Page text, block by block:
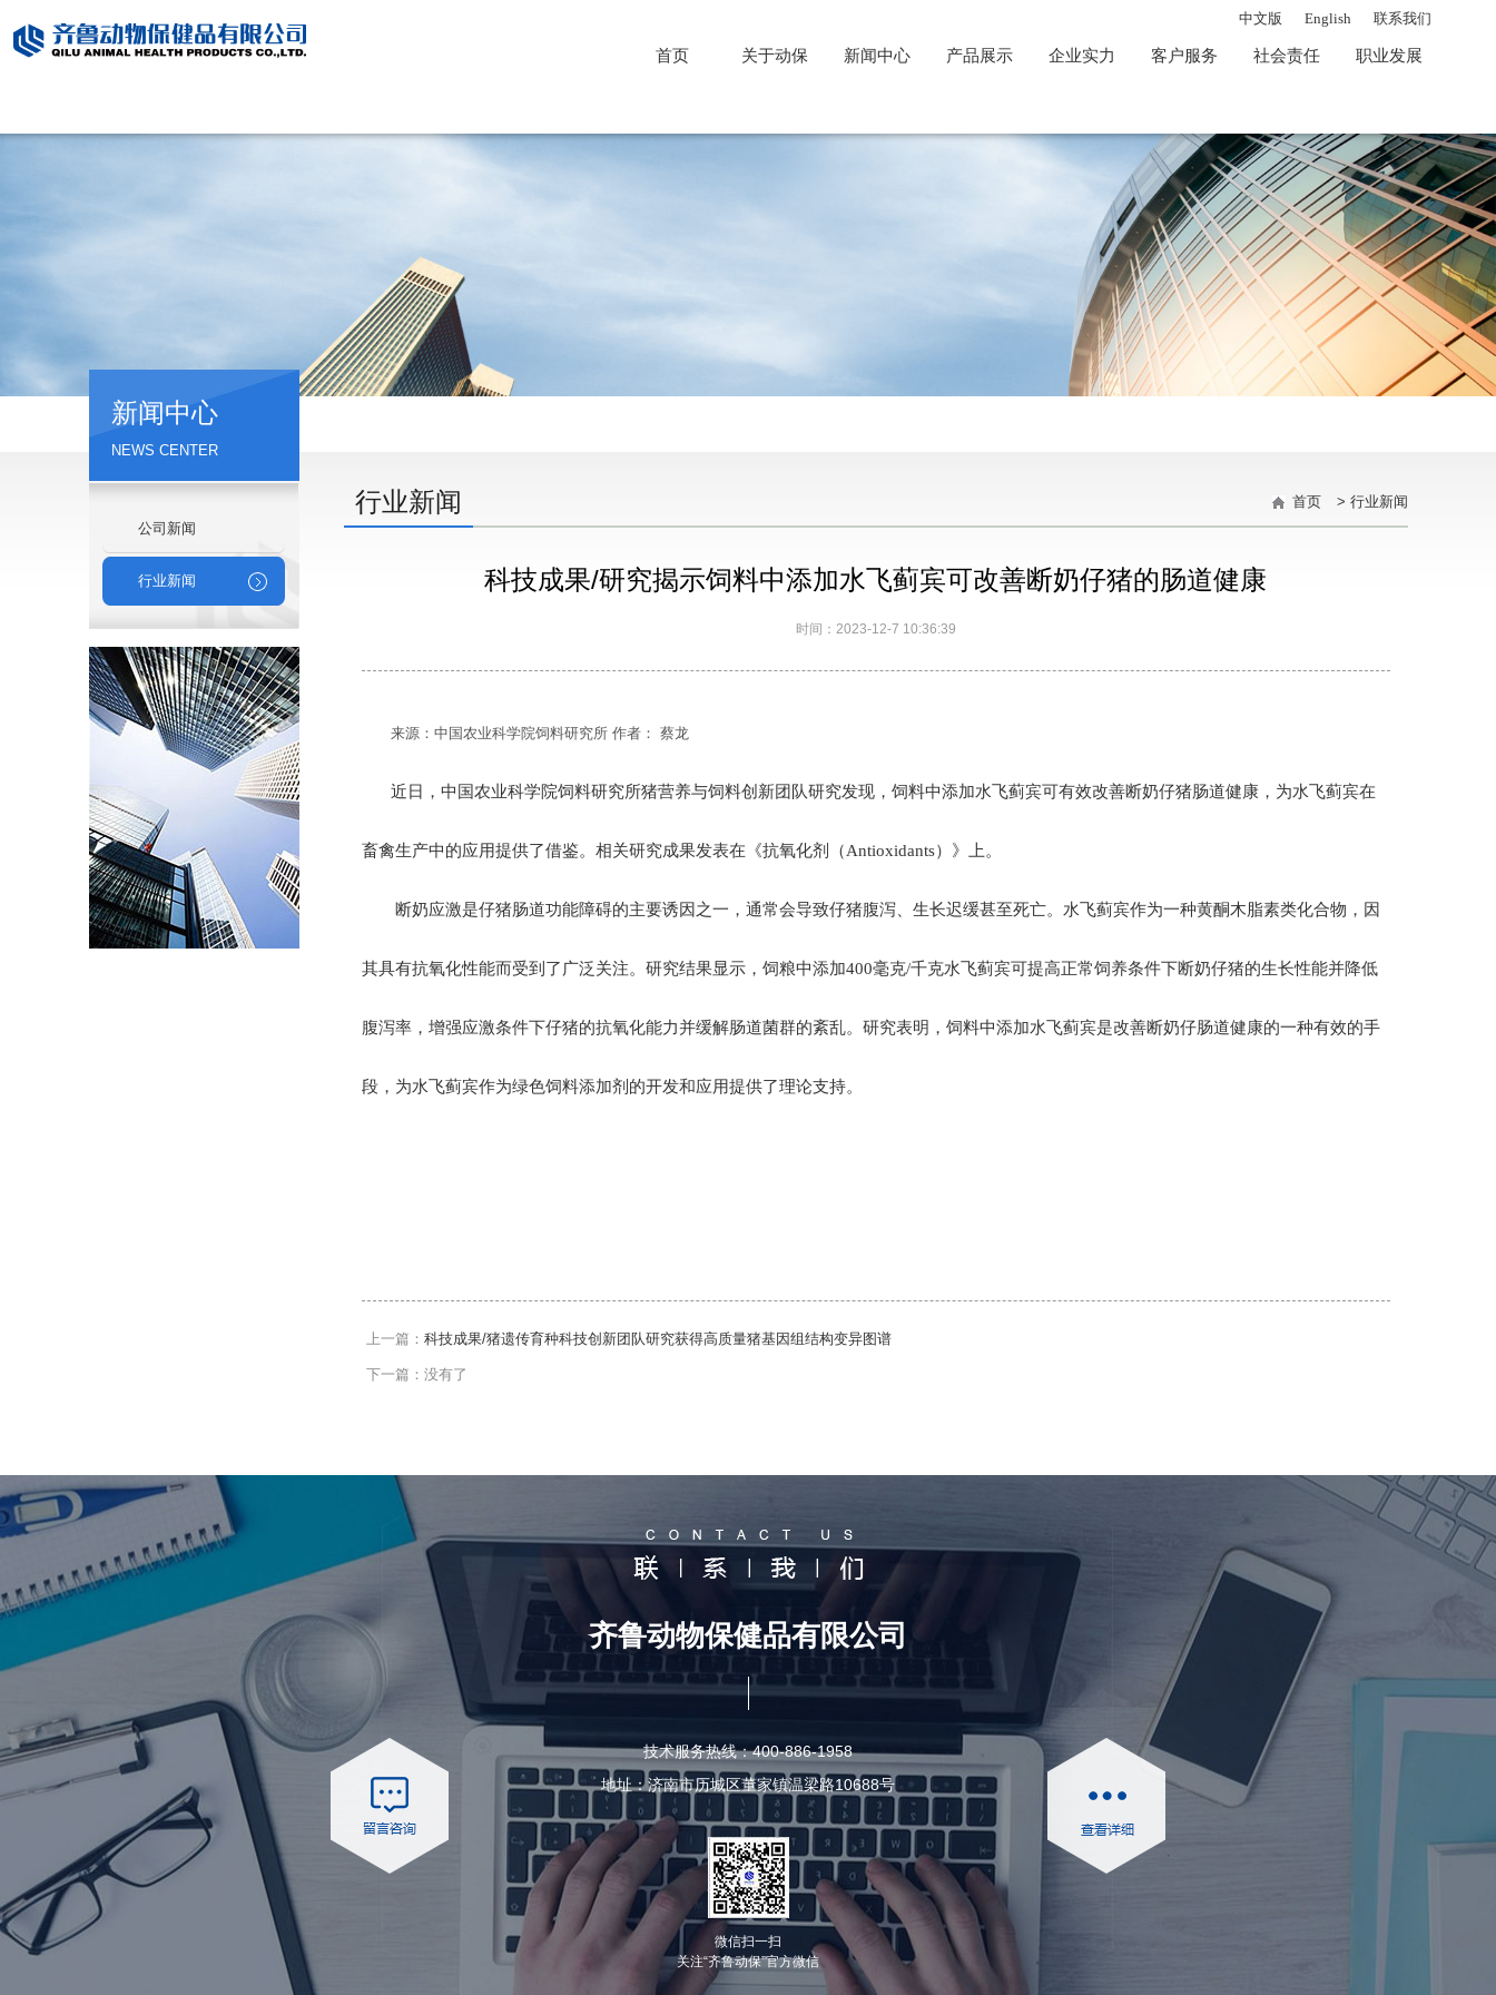
中文版 English 联系我们
首页 关于动保 新闻中心 产品展示 企业实力 客户服务 社会责任 职业发展
新闻中心
NEWS CENTER
公司新闻
行业新闻
行业新闻 首页 > 行业新闻
科技成果/研究揭示饲料中添加水飞蓟宾可改善断奶仔猪的肠道健康
时间：2023-12-7 10:36:39
来源：中国农业科学院饲料研究所 作者： 蔡龙
近日，中国农业科学院饲料研究所猪营养与饲料创新团队研究发现，饲料中添加水飞蓟宾可有效改善断奶仔猪肠道健康，为水飞蓟宾在
畜禽生产中的应用提供了借鉴。相关研究成果发表在《抗氧化剂（Antioxidants）》上。
断奶应激是仔猪肠道功能障碍的主要诱因之一，通常会导致仔猪腹泻、生长迟缓甚至死亡。水飞蓟宾作为一种黄酮木脂素类化合物，因
其具有抗氧化性能而受到了广泛关注。研究结果显示，饲粮中添加400毫克/千克水飞蓟宾可提高正常饲养条件下断奶仔猪的生长性能并降低
腹泻率，增强应激条件下仔猪的抗氧化能力并缓解肠道菌群的紊乱。研究表明，饲料中添加水飞蓟宾是改善断奶仔肠道健康的一种有效的手
段，为水飞蓟宾作为绿色饲料添加剂的开发和应用提供了理论支持。
上一篇： 科技成果/猪遗传育种科技创新团队研究获得高质量猪基因组结构变异图谱
下一篇：没有了
齐鲁动物保健品有限公司
技术服务热线：400-886-1958
地址：济南市历城区董家镇温梁路10688号
微信扫一扫
关注“齐鲁动保”官方微信